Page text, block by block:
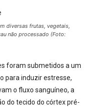
diversas frutas, vegetais,
não processado (Foto:
foram submetidos a um
para induzir estresse,
o fluxo sanguíneo, a
do tecido do córtex pré-